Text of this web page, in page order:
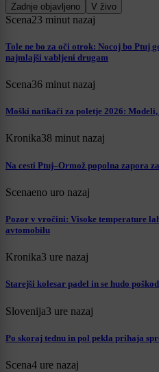
Zadnje objavljeno V živo
Scena23 minut nazaj
Tole ne bo za oči otrok: Nocoj bo Ptuj
najmlajši vabljeni drugam
Scena36 minut nazaj
Moški natikači za poletje 2026:
Kronika38 minut nazaj
Na cesti Ptuj–Ormož popolna zapora
Scenaeno uro nazaj
Pozor v vročini: Visoke temperature
avtomobilu
Kronika3 ure nazaj
Starejši kolesar padel in se hudo
Slovenija3 ure nazaj
Po skoraj tednu in pol pekla prihaja
Scena4 ure nazaj